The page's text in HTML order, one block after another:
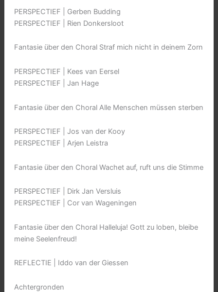
PERSPECTIEF | Gerben Budding
PERSPECTIEF | Rien Donkersloot
Fantasie über den Choral Straf mich nicht in deinem Zorn
PERSPECTIEF | Kees van Eersel
PERSPECTIEF | Jan Hage
Fantasie über den Choral Alle Menschen müssen sterben
PERSPECTIEF | Jos van der Kooy
PERSPECTIEF | Arjen Leistra
Fantasie über den Choral Wachet auf, ruft uns die Stimme
PERSPECTIEF | Dirk Jan Versluis
PERSPECTIEF | Cor van Wageningen
Fantasie über den Choral Halleluja! Gott zu loben, bleibe
meine Seelenfreud!
REFLECTIE | Iddo van der Giessen
Achtergronden